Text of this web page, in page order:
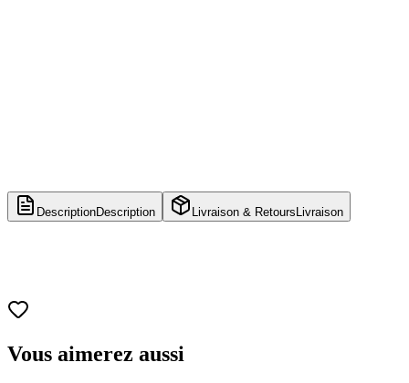
DescriptionDescription Livraison & Retours Livraison
Vous aimerez aussi